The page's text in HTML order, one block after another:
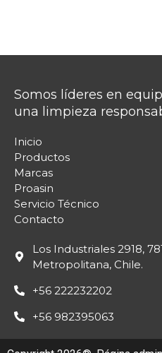
Somos líderes en
una limpieza
Inicio
Productos
Marcas
Proasin
Servicio Técnico
Contacto
Los Industriales 2918,
Metropolitana, Chile.
+56 222232202
+56 982395063